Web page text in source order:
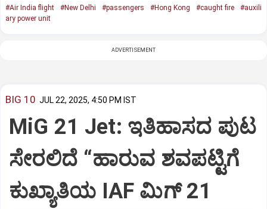
#Air India flight #New Delhi #passengers #Hong Kong #caught fire
#auxili
ary power unit
ADVERTISEMENT
BIG 10 JUL 22, 2025, 4:50 PM IST
MiG 21 Jet: ಇತಿಹಾಸದ ಪುಟ
ಸೇರಲಿದೆ “ಹಾರುವ ಶವಪಟ್ಟಿಗೆ
ಕುಖ್ಯಾತಿಯ IAF ಮಿಗ್‌ 21